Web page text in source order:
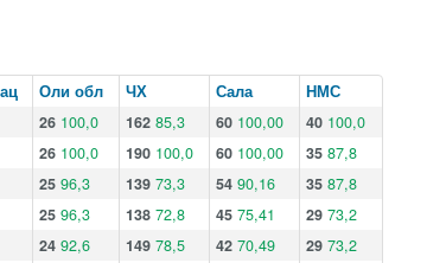
Оли обл ЧХ Сала
НМС
26 100,0 162 85,3 60 100,00 40 100,0
26 100,0 190 100,0 60 100,00 35 87,8
25 96,3 139 73,3 54 90,16 35 87,8
25 96,3 138 72,8 45 75,41 29 73,2
24 92,6 149 78,5 42 70,49 29 73,2